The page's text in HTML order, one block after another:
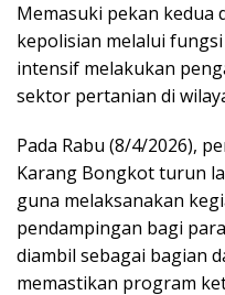
Memasuki pekan kedua
kepolisian melalui
intensif melakukan
sektor pertanian di
Pada Rabu (8/4/2026),
Karang Bongkot turun
guna melaksanakan
pendampingan bagi
diambil sebagai bagian
memastikan program